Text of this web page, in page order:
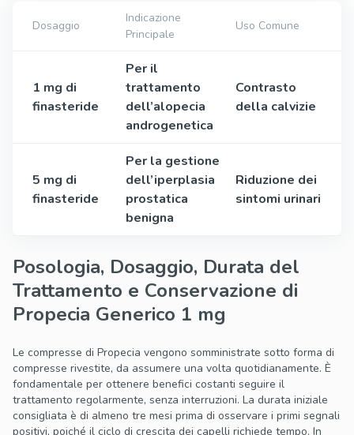
Dosaggio
Indicazione
Principale
Uso Comune
1 mg di
finasteride
Per il
trattamento
dell’alopecia
androgenetica
Contrasto
della calvizie
5 mg di
finasteride
Per la gestione
dell’iperplasia
prostatica
benigna
Riduzione dei
sintomi urinari
Posologia, Dosaggio, Durata del
Trattamento e Conservazione di
Propecia Generico 1 mg
Le compresse di Propecia vengono somministrate sotto forma di
compresse rivestite, da assumere una volta quotidianamente. È
fondamentale per ottenere benefici costanti seguire il
trattamento regolarmente, senza interruzioni. La durata iniziale
consigliata è di almeno tre mesi prima di osservare i primi segnali
positivi, poiché il ciclo di crescita dei capelli richiede tempo. In